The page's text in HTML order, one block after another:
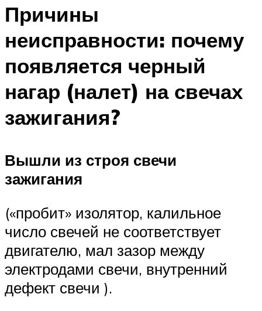
Причины
неисправности: почему
появляется черный
нагар (налет) на свечах
зажигания?
Вышли из строя свечи
зажигания
(«пробит» изолятор, калильное
число свечей не соответствует
двигателю, мал зазор между
электродами свечи, внутренний
дефект свечи ).